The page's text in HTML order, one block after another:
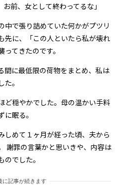
お前、女として終わってるな」
中で張り詰めていた何かがプツリ
先に、「この人といたら私が壊れ
てきたのです。
間に最低限の荷物をまとめ、私は
。
ど穏やかでした。母の温かい手料
眠る。
しめて１ヶ月が経った頃、夫から
謝罪の言葉かと思いきや、内容は
でした。
に記事が続きます